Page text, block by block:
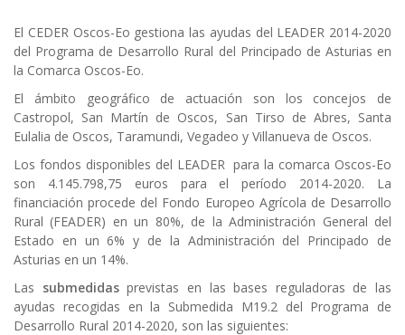
a
la
navegación
El CEDER Oscos-Eo gestiona las ayudas del LEADER 2014-2020
del Programa de Desarrollo Rural del Principado de Asturias en
la Comarca Oscos-Eo.
El ámbito geográfico de actuación son los concejos de
Castropol, San Martín de Oscos, San Tirso de Abres, Santa
Eulalia de Oscos, Taramundi, Vegadeo y Villanueva de Oscos.
Los fondos disponibles del LEADER para la comarca Oscos-Eo
son 4.145.798,75 euros para el período 2014-2020. La
financiación procede del Fondo Europeo Agrícola de Desarrollo
Rural (FEADER) en un 80%, de la Administración General del
Estado en un 6% y de la Administración del Principado de
Asturias en un 14%.
Las submedidasprevistas en las bases reguladoras de las
ayudas recogidas en la Submedida M19.2 del Programa de
Desarrollo Rural 2014-2020, son las siguientes: